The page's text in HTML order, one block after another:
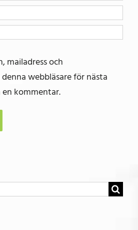
mailadress och
webbläsare för nästa
en kommentar.